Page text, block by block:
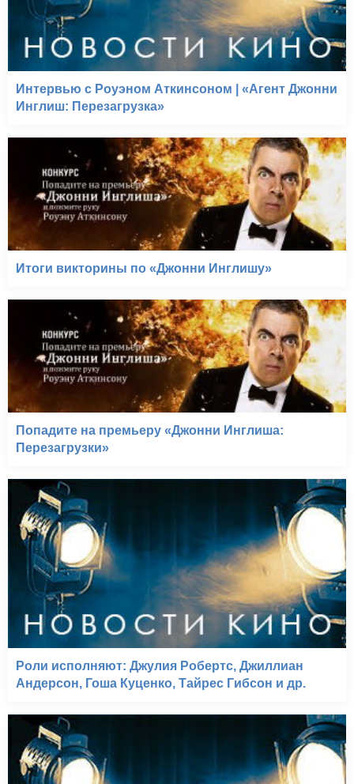
Интервью с Роуэном Аткинсоном | «Агент Джонни
Инглиш: Перезагрузка»
Итоги викторины по «Джонни Инглишу»
Попадите на премьеру «Джонни Инглиша:
Перезагрузки»
Роли исполняют: Джулия Робертс, Джиллиан
Андерсон, Гоша Куценко, Тайрес Гибсон и др.